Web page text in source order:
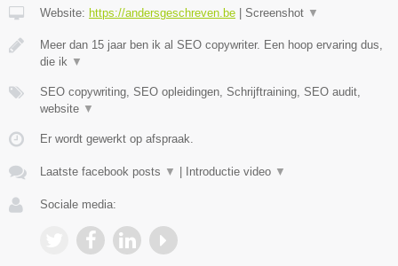
Website: https://andersgeschreven.be | Screenshot ▼
Meer dan 15 jaar ben ik al SEO copywriter. Een hoop ervaring dus,
die ik ▼
SEO copywriting, SEO opleidingen, Schrijftraining, SEO audit,
website ▼
Er wordt gewerkt op afspraak.
Laatste facebook posts ▼ | Introductie video ▼
Sociale media: